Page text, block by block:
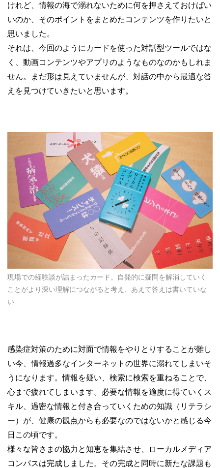
けれど、情報の海で溺れないために何を押さえておけばい
いのか、そのポイントをまとめたコンテンツを作りたいと
思いました。
それは、今回のようにカードを使った対話型ツールではな
く、動画コンテンツやアプリのようなものなのかもしれま
せん。まだ形は見えていませんが、対話の中から最適な答
えを見つけていきたいと思います。
現場での経験談が詰まったカード。自発的に疑問を解消していく
ことがより深い理解につながると考え、あえて答えは書いていな
い
感染症対策のために対面で情報をやりとりすることが難し
い今、情報過多なインターネットの世界に溺れてしまいそ
うになります。情報を疑い、検索に検索を重ねることで、
心まで疲れてしまいます。必要な情報を適度に得ていくス
キル、過密な情報と付き合っていくための知識（リテラシ
ー）が、健康の観点からも必要なのではないかと感じる今
日この頃です。
様々な皆さまの協力と知恵を集結させ、ローカルメディア
コンパスは完成しました。その完成と同時に新たな課題も